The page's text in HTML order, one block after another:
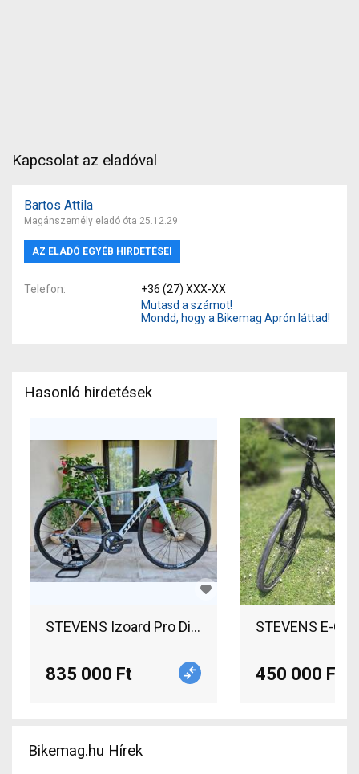
Kapcsolat az eladóval
Bartos Attila
Magánszemély eladó óta 25.12.29
AZ ELADÓ EGYÉB HIRDETÉSEI
Telefon
+36 (27) XXX-XX
Mutasd a számot!
Mondd, hogy a Bikemag Aprón láttad!
Hasonló hirdetések
STEVENS Izoard Pro Disc karbon Országúti
835 000 Ft
STEVENS E-
450 000 Ft
Bikemag.hu Hírek